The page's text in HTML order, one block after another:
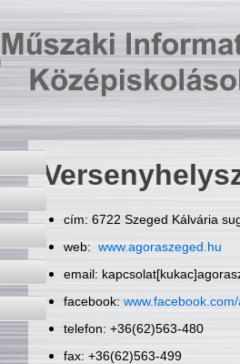
cím: 6722 Szeged Kálvária
web: www.agoraszeged.hu
email:
facebook:
telefon: +36(62)563-480
fax: +36(62)563-499